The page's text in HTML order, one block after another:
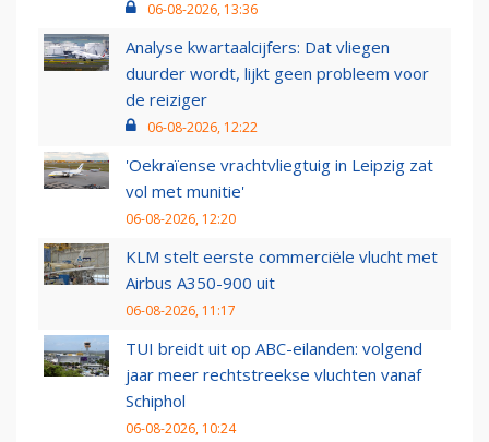
06-08-2026, 13:36
Analyse kwartaalcijfers: Dat vliegen
duurder wordt, lijkt geen probleem voor
de reiziger
06-08-2026, 12:22
'Oekraïense vrachtvliegtuig in Leipzig zat
vol met munitie'
06-08-2026, 12:20
KLM stelt eerste commerciële vlucht met
Airbus A350-900 uit
06-08-2026, 11:17
TUI breidt uit op ABC-eilanden: volgend
jaar meer rechtstreekse vluchten vanaf
Schiphol
06-08-2026, 10:24